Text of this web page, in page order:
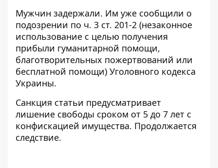
Мужчин задержали. Им уже сообщили о
подозрении по ч. 3 ст. 201-2 (незаконное
использование с целью получения
прибыли гуманитарной помощи,
благотворительных пожертвований или
бесплатной помощи) Уголовного кодекса
Украины.
Санкция статьи предусматривает
лишение свободы сроком от 5 до 7 лет с
конфискацией имущества. Продолжается
следствие.